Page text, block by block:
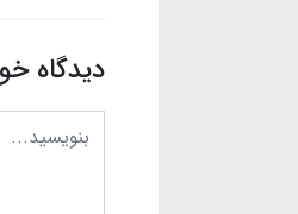
دیدگاه